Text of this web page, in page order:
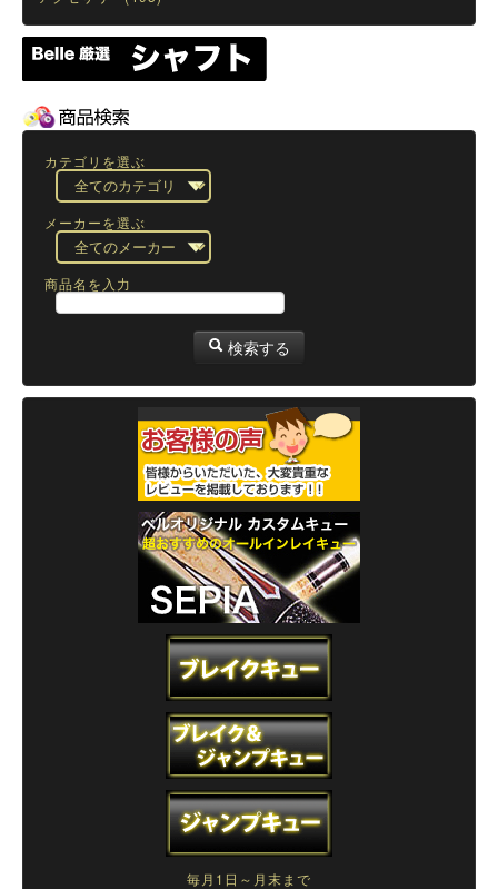
カテゴリを選ぶ
メーカーを選ぶ
商品名を入力
検索する
毎月1日～月末まで